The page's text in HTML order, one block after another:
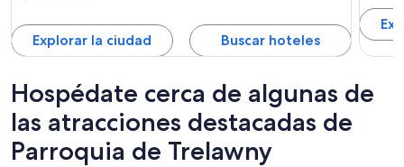
Explorar la ciudad Buscar hoteles
Hospédate cerca de algunas de
las atracciones destacadas de
Parroquia de Trelawny